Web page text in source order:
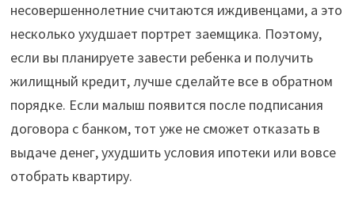
несовершеннолетние считаются иждивенцами, а это
несколько ухудшает портрет заемщика. Поэтому,
если вы планируете завести ребенка и получить
жилищный кредит, лучше сделайте все в обратном
порядке. Если малыш появится после подписания
договора с банком, тот уже не сможет отказать в
выдаче денег, ухудшить условия ипотеки или вовсе
отобрать квартиру.